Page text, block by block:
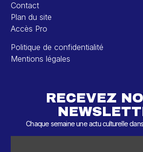
Contact
Plan du site
Accès Pro
Politique de confidentialité
Mentions légales
RECEVEZ
Chaque semaine une actu culturelle